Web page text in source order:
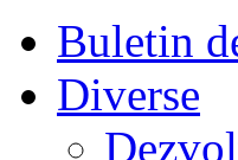
Buletin
Diverse